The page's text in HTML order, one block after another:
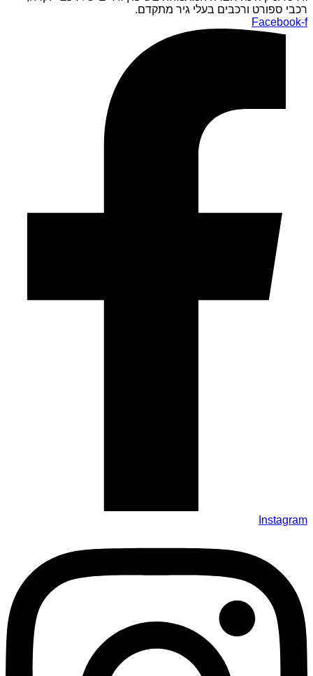
רכבי ספורט ורכבים בעלי גיר מתקדם.
Facebook-f
Instagram